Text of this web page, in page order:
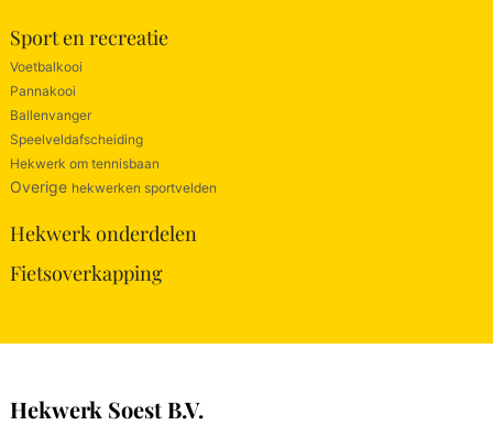
Sport en recreatie
Voetbalkooi
Pannakooi
Ballenvanger
Speelveldafscheiding
Hekwerk om tennisbaan
Overige hekwerken sportvelden
Hekwerk onderdelen
Fietsoverkapping
Hekwerk Soest B.V.